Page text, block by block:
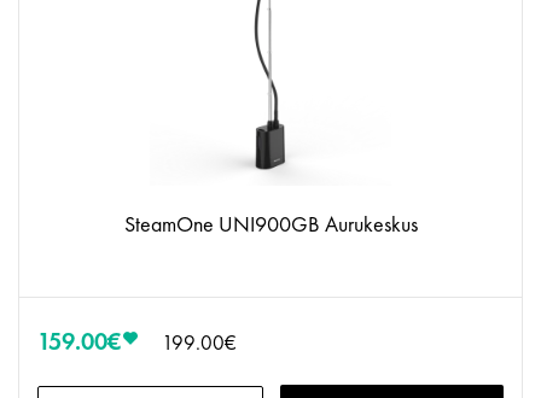
SteamOne UNI900GB Aurukeskus
159.00€ 199.00€